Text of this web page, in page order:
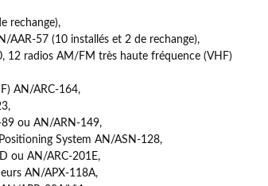
rechange),
AAR-57 (10 installés et 2 de rechange),
12 radios AM/FM très haute fréquence (VHF)
AN/ARC-164,
ou AN/ARN-149,
System AN/ASN-128,
ou AN/ARC-201E,
AN/APX-118A,